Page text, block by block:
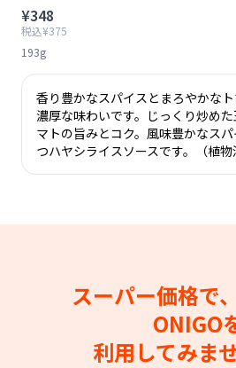
¥348
税込¥375
193g
香り豊かなスパイスとまろやかな
濃厚な味わいです。じっくり炒め
マトの旨みとコク。風味豊かなス
つハヤシライスソースです。（植物
スーパー価格で
ONIGO
利用してみま